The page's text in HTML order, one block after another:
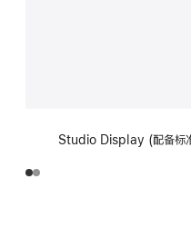
Studio Display (配备标